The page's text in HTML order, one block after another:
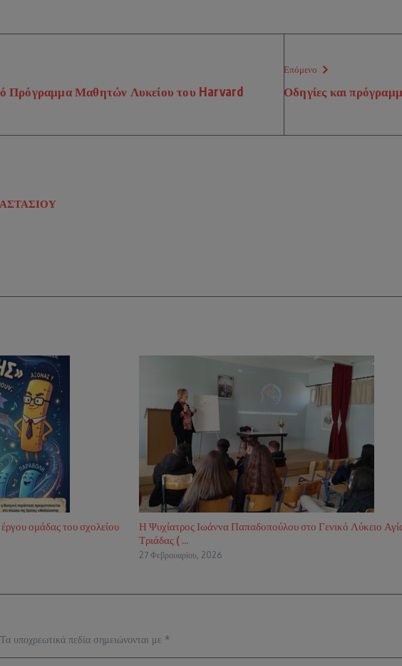
Πρόγραμμα Μαθητών Λυκείου του Harvard
Επόμενο
Οδηγίες και
ομάδας του σχολείου
Η Ψυχίατρος Ιωάννα Παπαδοπούλου στο Γενικό Λύκειο
Τριάδας ( ...
27 Φεβρουαρίου, 2026
Τα υποχρεωτικά πεδία σημειώνονται με *